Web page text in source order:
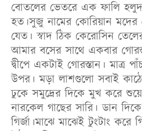
বোতলের ভেতরে এক ফালি
হত।সুজু নামের কোরিয়ান
যেত। স্বাদ ঠিক কেরোসিন
আমার বসের সাথে একবার
দ্বীপে একটাই গোরস্তান। মাত্র
উপর। মড়া লাশগুলো সবাই
ঢুকে সমুদ্রের দিকে মুখ করে
নারকেল গাছের সারি। ডান
গির্জা।মাঝে মাঝেই টুংটাং করে